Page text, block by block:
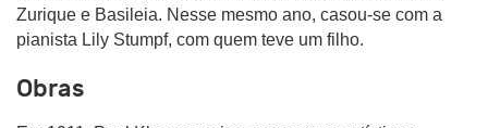
Zurique e Basileia. Nesse mesmo ano, casou-se com a
pianista Lily Stumpf, com quem teve um filho.
Obras